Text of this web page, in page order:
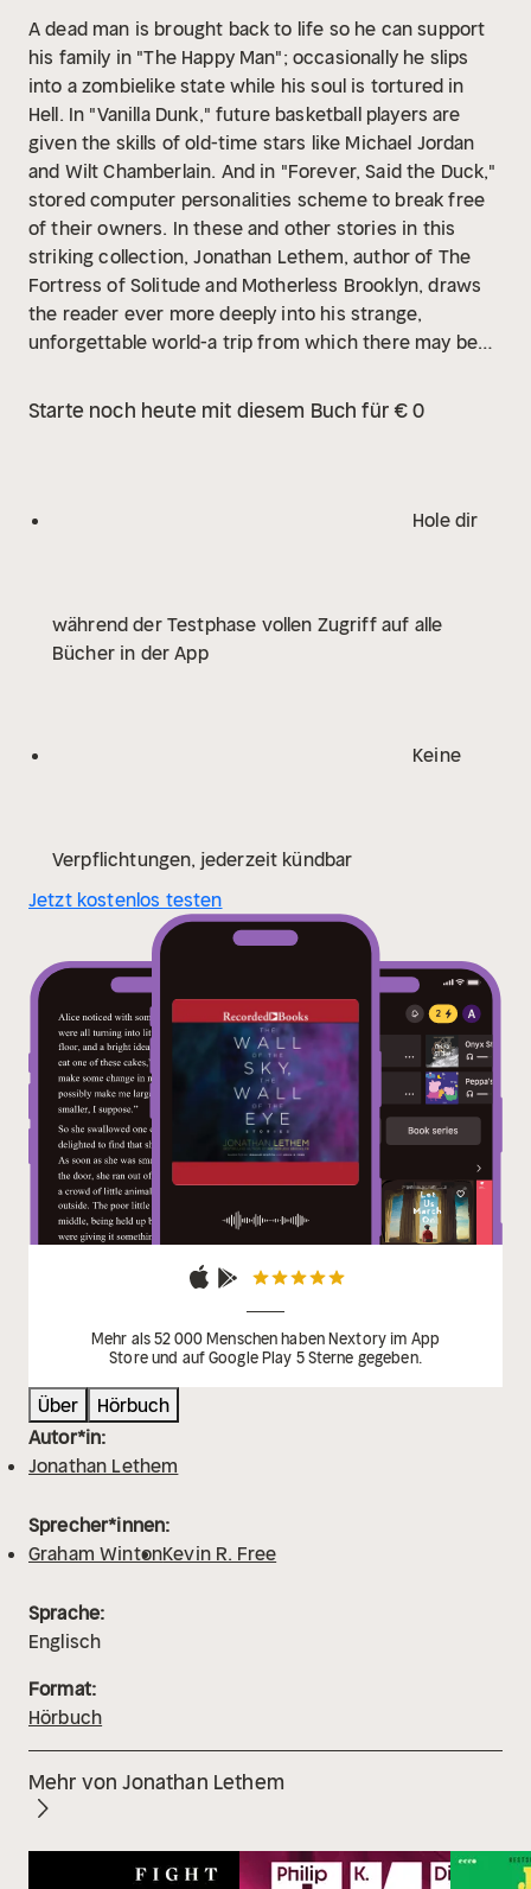
A dead man is brought back to life so he can support
his family in "The Happy Man"; occasionally he slips
into a zombielike state while his soul is tortured in
Hell. In "Vanilla Dunk," future basketball players are
given the skills of old-time stars like Michael Jordan
and Wilt Chamberlain. And in "Forever, Said the Duck,"
stored computer personalities scheme to break free
of their owners. In these and other stories in this
striking collection, Jonathan Lethem, author of The
Fortress of Solitude and Motherless Brooklyn, draws
the reader ever more deeply into his strange,
unforgettable world-a trip from which there may be
Starte noch heute mit diesem Buch für € 0
Hole dir
während der Testphase vollen Zugriff auf alle
Bücher in der App
Keine
Verpflichtungen, jederzeit kündbar
Jetzt kostenlos testen
Mehr als 52 000 Menschen haben Nextory im App
Store und auf Google Play 5 Sterne gegeben.
Über
Hörbuch
Autor*in:
Jonathan Lethem
Sprecher*innen:
Graham WintonKevin R. Free
Sprache:
Englisch
Format:
Hörbuch
Mehr von Jonathan Lethem